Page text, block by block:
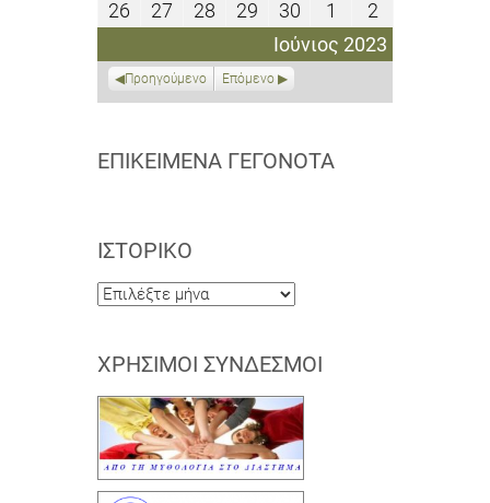
Ιούνιος 2023
2023202320232023202320232023
26
Ιουνίου
27
Ιουνίου
28
Ιουνίου
29
Ιουνίου
2023
3030
Ιουνίου
2023
1
Ιουλίου
2023
22
Ιουλίου
2023
Προηγούμενο Επόμενο
ΕΠΙΚΕΊΜΕΝΑ ΓΕΓΟΝΌΤΑ
ΙΣΤΟΡΙΚΌ
Ιστορικό
ΧΡΉΣΙΜΟΙ ΣΎΝΔΕΣΜΟΙ